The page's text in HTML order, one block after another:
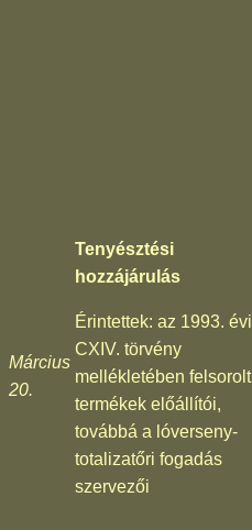
Március
20.
Tenyésztési
hozzájárulás
Érintettek: az 1993. évi
CXIV. törvény
mellékletében felsorolt
termékek előállítói,
továbbá a lóverseny-
totalizatőri fogadás
szervezői